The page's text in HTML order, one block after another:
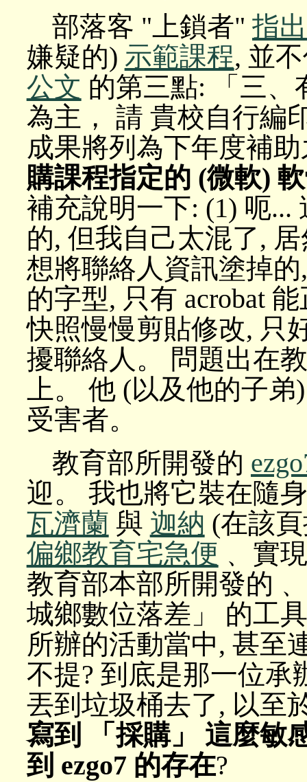
部落客 "上鎖者" 指出
嫌疑的) 示範課程, 並
公文 的第三點: 「三、
為主， 請 貴校自行編
成果將列為下年度補
購課程指定的 (微軟)
補充說明一下: (1) 呃...
的, 但我自己太混了,
想將聯絡人資訊塗掉
的字型, 只有 acrobat
快照慢慢剪貼修改, 只
擾聯絡人。 問題出在
上。 他 (以及他的子
受害者。
教育部所開發的
迎。 我也將它裝在隨
瓦濟蘭 與 迦納 (在該
偏鄉教育宅急便 ﹑ 實
教育部本部所開發的
城鄉數位落差」 的工
所辦的活動當中, 甚至
不提? 到底是那一位承
丟到垃圾桶去了, 以至
寫到 「採購」 這麼敏
到 ezgo7 的存在?